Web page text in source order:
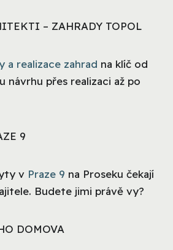
– ZAHRADY TOPOL
a realizace zahrad na klíč od
návrhu přes realizaci až po
9
v Praze 9 na Proseku čekají
Budete jimi právě vy?
DOMOVA